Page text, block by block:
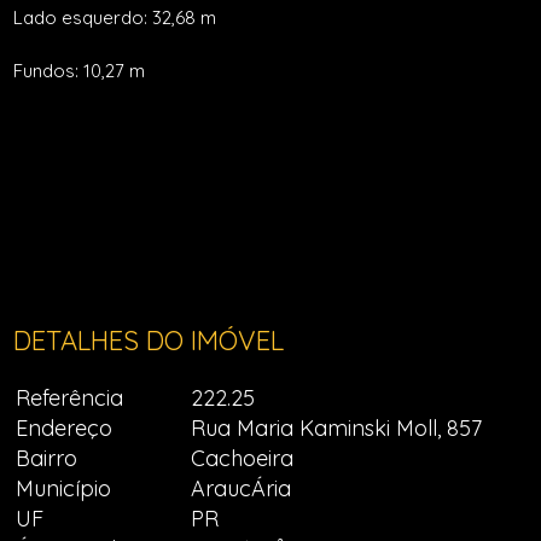
Lado esquerdo: 32,68 m
Fundos: 10,27 m
DETALHES DO IMÓVEL
Referência
222.25
Endereço
Rua Maria Kaminski Moll, 857
Bairro
Cachoeira
Município
AraucÁria
UF
PR